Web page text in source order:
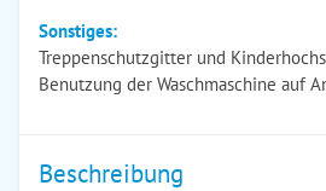
Sonstiges:
Treppenschutzgitter und
Benutzung der Waschmaschine auf
Beschreibung